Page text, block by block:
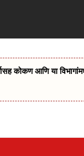
कोकण आणि या